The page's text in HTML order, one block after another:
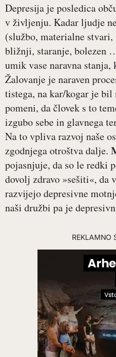
Depresija je posledica
v življenju. Kadar ljudje
(službo, materialne
bližnji, staranje, bolezen
umik vase naravna
Žalovanje je naraven
tistega, na kar/kogar je bil
pomeni, da človek s to
izgubo sebe in glavnega
Na to vpliva razvoj naše
zgodnjega otroštva dalje.
pojasnjuje, da so le redki
dovolj zdravo »sešiti«, da
razvijejo depresivne
naši družbi pa je
REKLAMNO